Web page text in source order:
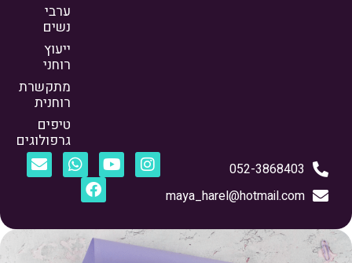
ערבי
נשים
ייעוץ
רוחני
מתקשרת
רוחנית
טיפים
גרפולוגים
052-3868403
maya_harel@hotmail.com